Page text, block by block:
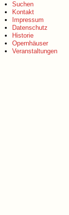
Suchen
Kontakt
Impressum
Datenschutz
Historie
Opernhäuser
Veranstaltungen